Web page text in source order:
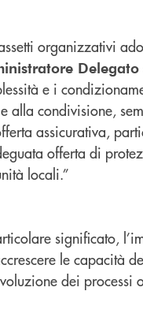
organizzativi
e i
alla condivisione,
assicurativa,
offerta di
locali.”
significato,
le capacità
dei